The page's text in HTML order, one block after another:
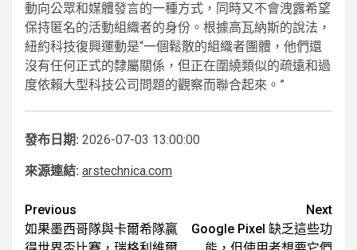
動向公眾和媒體發言的一種方式，同時又不會洩露希望
保持匿名的活動組織者的身份。根據高瓦納斯的說法，
紐約科技復興運動是“一個鬆散的組織者團體，他們還
沒有任何正式的隸屬關係，但正在圍繞類似的疏遠和過
度依賴大型科技公司問題的觀察而聯合起來。”
發布日期: 2026-07-03 13:00:00
來源連結: arstechnica.com
Post
navigation
Previous
如果墨西哥隊與卡爾希隊贏
Next
Google Pixel 缺乏這些功